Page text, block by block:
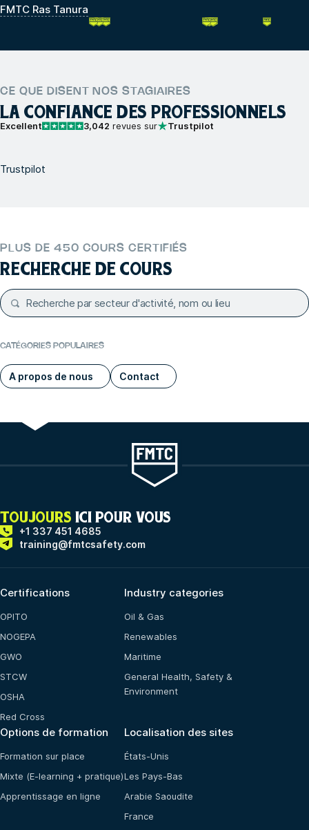
FMTC Ras Tanura
CE QUE DISENT NOS STAGIAIRES
LA CONFIANCE DES PROFESSIONNELS
Excellent 3,042 revues sur Trustpilot
Trustpilot
PLUS DE 450 COURS CERTIFIÉS
RECHERCHE DE COURS
CATÉGORIES POPULAIRES
A propos de nous Contact
TOUJOURS ICI POUR VOUS
+1 337 451 4685
training@fmtcsafety.com
Certifications
OPITO
NOGEPA
GWO
STCW
OSHA
Red Cross
Industry categories
Oil & Gas
Renewables
Maritime
General Health, Safety &
Environment
Options de formation
Formation sur place
Mixte (E-learning + pratique)
Apprentissage en ligne
Localisation des sites
États-Unis
Les Pays-Bas
Arabie Saoudite
France